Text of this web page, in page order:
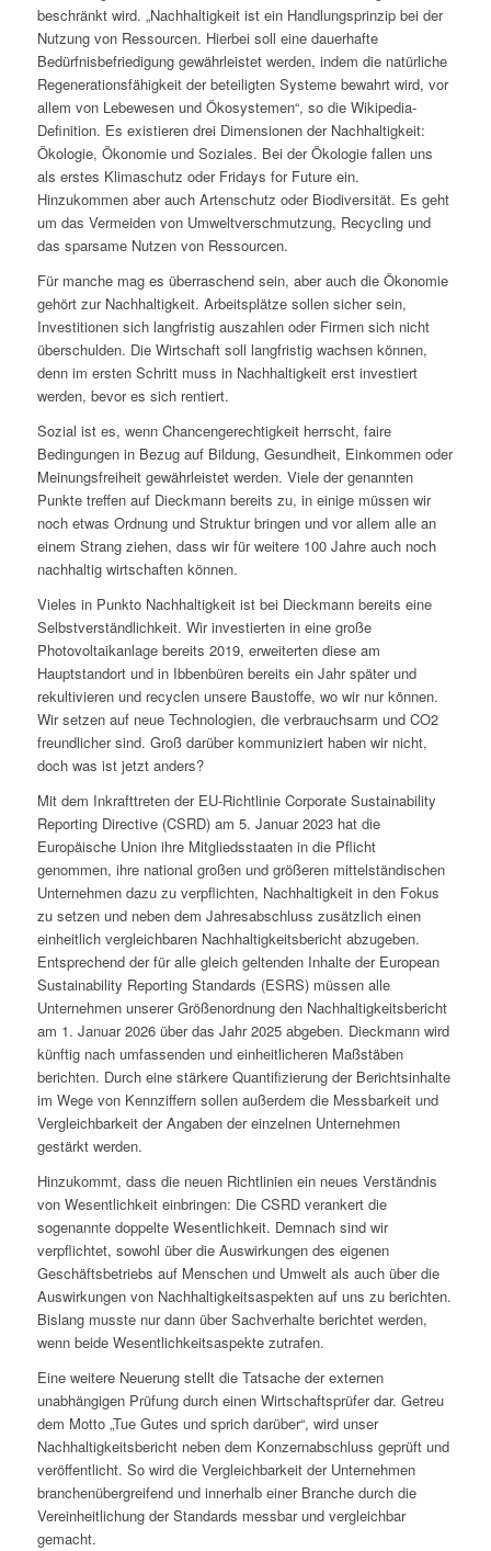
beschränkt wird. „Nachhaltigkeit ist ein Handlungsprinzip bei der
Nutzung von Ressourcen. Hierbei soll eine dauerhafte
Bedürfnisbefriedigung gewährleistet werden, indem die natürliche
Regenerationsfähigkeit der beteiligten Systeme bewahrt wird, vor
allem von Lebewesen und Ökosystemen“, so die Wikipedia-
Definition. Es existieren drei Dimensionen der Nachhaltigkeit:
Ökologie, Ökonomie und Soziales. Bei der Ökologie fallen uns
als erstes Klimaschutz oder Fridays for Future ein.
Hinzukommen aber auch Artenschutz oder Biodiversität. Es geht
um das Vermeiden von Umweltverschmutzung, Recycling und
das sparsame Nutzen von Ressourcen.
Für manche mag es überraschend sein, aber auch die Ökonomie
gehört zur Nachhaltigkeit. Arbeitsplätze sollen sicher sein,
Investitionen sich langfristig auszahlen oder Firmen sich nicht
überschulden. Die Wirtschaft soll langfristig wachsen können,
denn im ersten Schritt muss in Nachhaltigkeit erst investiert
werden, bevor es sich rentiert.
Sozial ist es, wenn Chancengerechtigkeit herrscht, faire
Bedingungen in Bezug auf Bildung, Gesundheit, Einkommen oder
Meinungsfreiheit gewährleistet werden. Viele der genannten
Punkte treffen auf Dieckmann bereits zu, in einige müssen wir
noch etwas Ordnung und Struktur bringen und vor allem alle an
einem Strang ziehen, dass wir für weitere 100 Jahre auch noch
nachhaltig wirtschaften können.
Vieles in Punkto Nachhaltigkeit ist bei Dieckmann bereits eine
Selbstverständlichkeit. Wir investierten in eine große
Photovoltaikanlage bereits 2019, erweiterten diese am
Hauptstandort und in Ibbenbüren bereits ein Jahr später und
rekultivieren und recyclen unsere Baustoffe, wo wir nur können.
Wir setzen auf neue Technologien, die verbrauchsarm und CO2
freundlicher sind. Groß darüber kommuniziert haben wir nicht,
doch was ist jetzt anders?
Mit dem Inkrafttreten der EU-Richtlinie Corporate Sustainability
Reporting Directive (CSRD) am 5. Januar 2023 hat die
Europäische Union ihre Mitgliedsstaaten in die Pflicht
genommen, ihre national großen und größeren mittelständischen
Unternehmen dazu zu verpflichten, Nachhaltigkeit in den Fokus
zu setzen und neben dem Jahresabschluss zusätzlich einen
einheitlich vergleichbaren Nachhaltigkeitsbericht abzugeben.
Entsprechend der für alle gleich geltenden Inhalte der European
Sustainability Reporting Standards (ESRS) müssen alle
Unternehmen unserer Größenordnung den Nachhaltigkeitsbericht
am 1. Januar 2026 über das Jahr 2025 abgeben. Dieckmann wird
künftig nach umfassenden und einheitlicheren Maßstäben
berichten. Durch eine stärkere Quantifizierung der Berichtsinhalte
im Wege von Kennziffern sollen außerdem die Messbarkeit und
Vergleichbarkeit der Angaben der einzelnen Unternehmen
gestärkt werden.
Hinzukommt, dass die neuen Richtlinien ein neues Verständnis
von Wesentlichkeit einbringen: Die CSRD verankert die
sogenannte doppelte Wesentlichkeit. Demnach sind wir
verpflichtet, sowohl über die Auswirkungen des eigenen
Geschäftsbetriebs auf Menschen und Umwelt als auch über die
Auswirkungen von Nachhaltigkeitsaspekten auf uns zu berichten.
Bislang musste nur dann über Sachverhalte berichtet werden,
wenn beide Wesentlichkeitsaspekte zutrafen.
Eine weitere Neuerung stellt die Tatsache der externen
unabhängigen Prüfung durch einen Wirtschaftsprüfer dar. Getreu
dem Motto „Tue Gutes und sprich darüber“, wird unser
Nachhaltigkeitsbericht neben dem Konzernabschluss geprüft und
veröffentlicht. So wird die Vergleichbarkeit der Unternehmen
branchenübergreifend und innerhalb einer Branche durch die
Vereinheitlichung der Standards messbar und vergleichbar
gemacht.